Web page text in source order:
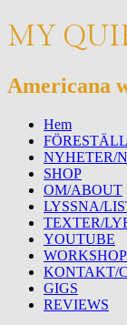
MY
Americana
Meny
Hoppa
innehåll
Hem
NYHETER/
SHOP
OM/ABOUT
LYSSNA/
TEXTER/
YOUTUBE
KONTAKT/
GIGS
REVIEWS